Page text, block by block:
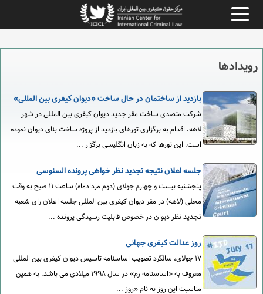
رویدادها
بازدید از ساختمان در حال ساخت «دیوان کیفری بین المللی»
شرکت متصدی ساخت مقر جدید دیوان کیفری بین المللی در شهر
لاهه، اقدام به برگزاری تورهای بازدید از پروژه ساخت بنای دیوان نموده
است. این تورها که به زبان انگلیسی برگزار ...
جلسه اعلان نتیجه تجدید نظر خواهی پرونده السنوسی
پنجشنبه بیست و چهارم جولای (دوم مردادماه) ساعت ۱۱ صبح به وقت
محلی (لاهه) در مقر دیوان کیفری بین المللی جلسه اعلان رای شعبه
تجدید نظر دیوان در خصوص قابلیت رسیدگی پرونده ...
روز عدالت کیفری جهانی
۱۷ جولای، سالگرد تصویب اساسنامه تاسیس دیوان کیفری بین المللی
معروف به «اساسنامه رم» در سال ۱۹۹۸ میلادی می باشد. به همین
مناسبت این روز به نام «روز ...